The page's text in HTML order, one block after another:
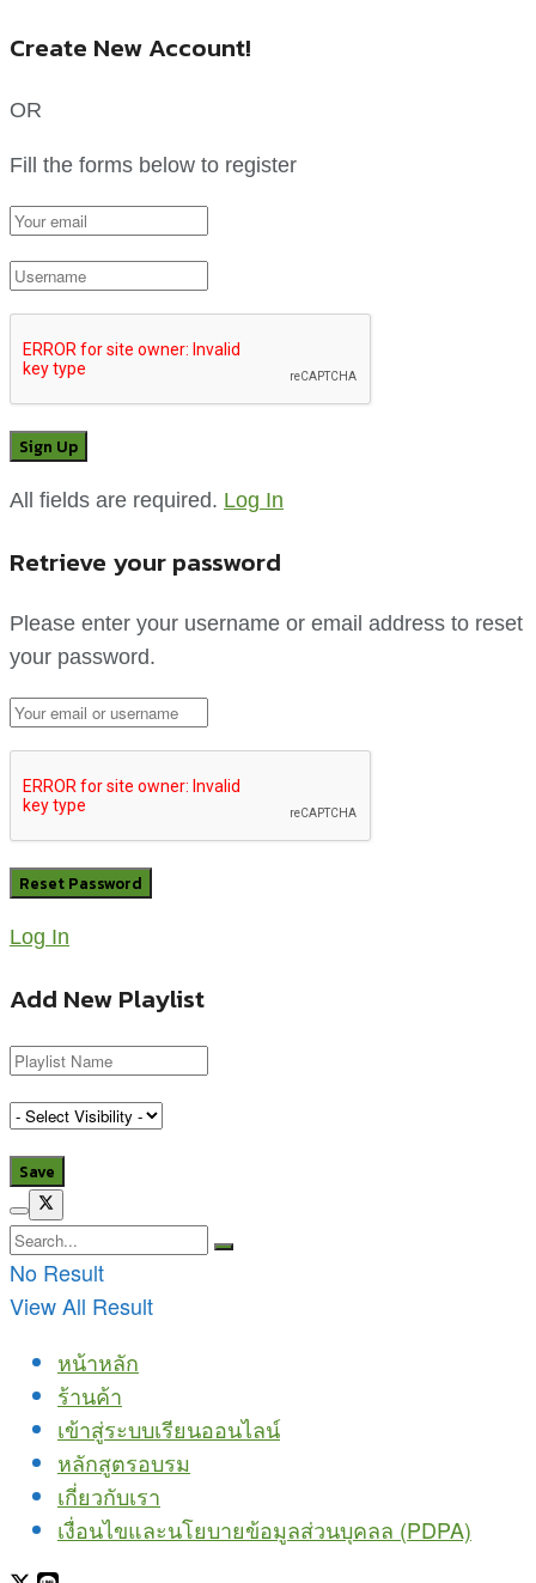
Create New Account!
OR
Fill the forms below to register
All fields are required. Log In
Retrieve your password
Please enter your username or email address to reset
your password.
Log In
Add New Playlist
No Result
View All Result
หน้าหลัก
ร้านค้า
เข้าสู่ระบบเรียนออนไลน์
หลักสูตรอบรม
เกี่ยวกับเรา
เงื่อนไขและนโยบายข้อมูลส่วนบุคลล (PDPA)